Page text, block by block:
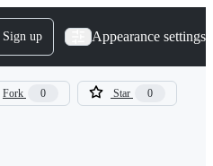
Sign up Appearance settings
Fork 0 Star 0